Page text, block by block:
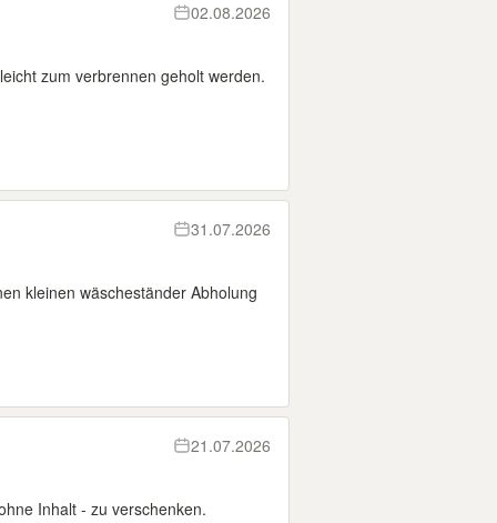
02.08.2026
zum verbrennen geholt werden.
31.07.2026
kleinen wäscheständer Abholung
21.07.2026
Inhalt - zu verschenken.